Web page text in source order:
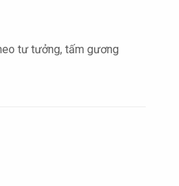
tư tưởng, tấm gương